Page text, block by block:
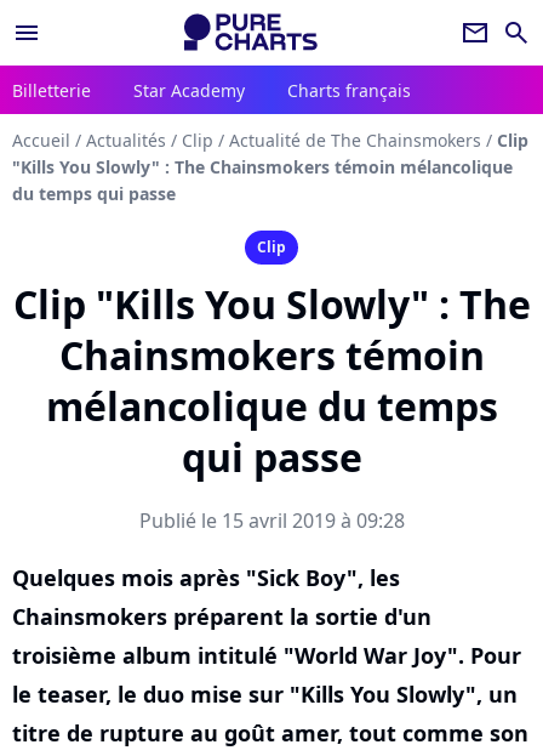
menu newsletter search
Billetterie Star Academy Charts français
Accueil / Actualités / Clip / Actualité de The Chainsmokers / Clip
"Kills You Slowly" : The Chainsmokers témoin mélancolique
du temps qui passe
Clip
Clip "Kills You Slowly" : The
Chainsmokers témoin
mélancolique du temps
qui passe
Publié le 15 avril 2019 à 09:28
Quelques mois après "Sick Boy", les
Chainsmokers préparent la sortie d'un
troisième album intitulé "World War Joy". Pour
le teaser, le duo mise sur "Kills You Slowly", un
titre de rupture au goût amer, tout comme son